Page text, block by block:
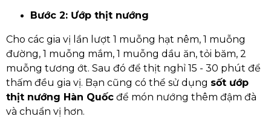
Bước 2: Ướp thịt nướng
Cho các gia vị lần lượt 1 muỗng hạt nêm, 1 muỗng
đường, 1 muỗng mắm, 1 muỗng dầu ăn, tỏi băm, 2
muỗng tương ớt. Sau đó để thịt nghỉ 15 - 30 phút để
thấm đều gia vị. Bạn cũng có thể sử dụng sốt ướp
thịt nướng Hàn Quốc để món nướng thêm đậm đà
và chuẩn vị hơn.